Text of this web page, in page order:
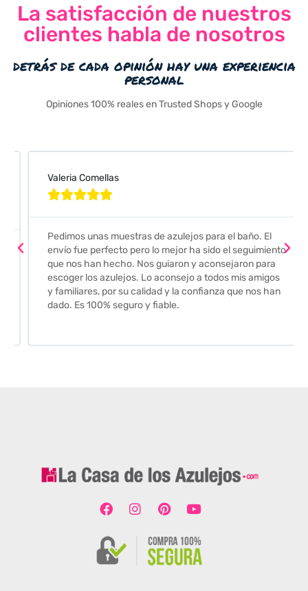
La satisfacción de nuestros
clientes habla de nosotros
detrás de cada opinión hay una experiencia
personal
Opiniones 100% reales en Trusted Shops y Google
Valeria Comellas

Pedimos unas muestras de azulejos para el baño. El
envío fue perfecto pero lo mejor ha sido el seguimiento
que nos han hecho. Nos guiaron y aconsejaron para
escoger los azulejos. Lo aconsejo a todos mis amigos
y familiares, por su calidad y la confianza que nos han
dado. Es 100% seguro y fiable.